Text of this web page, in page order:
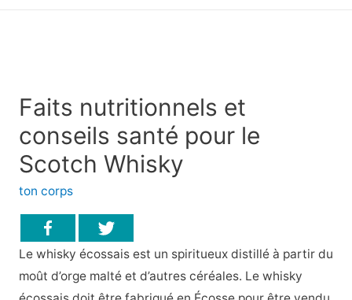
Faits nutritionnels et
conseils santé pour le
Scotch Whisky
ton corps
Le whisky écossais est un spiritueux distillé à partir du
moût d’orge malté et d’autres céréales. Le whisky